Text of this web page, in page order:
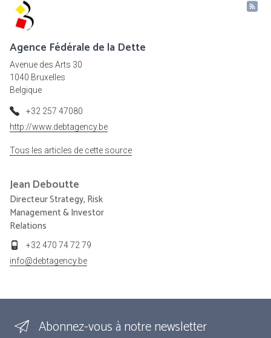
Agence Fédérale de la Dette
Avenue des Arts 30
1040 Bruxelles
Belgique
+32 257 47080
http://www.debtagency.be
Tous les articles de cette source
Jean Deboutte
Directeur Strategy, Risk
Management & Investor
Relations
+32 470 74 72 79
info@debtagency.be
Abonnez-vous à notre newsletter